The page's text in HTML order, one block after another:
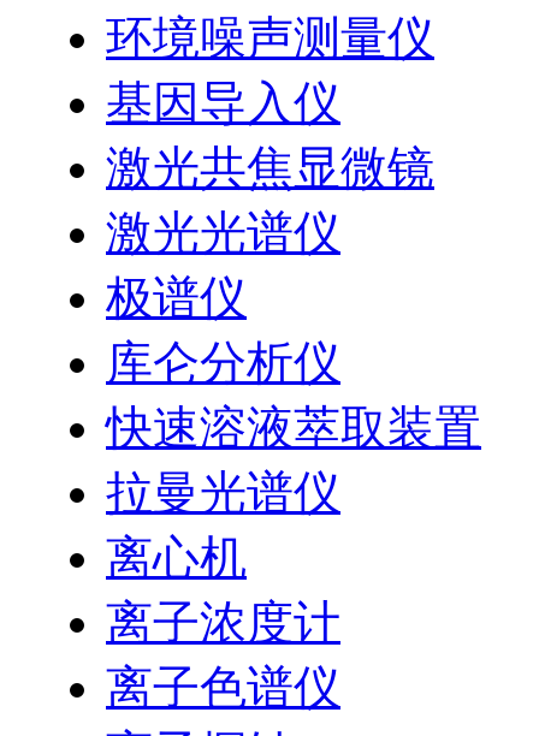
环境噪声测量仪
基因导入仪
激光共焦显微镜
激光光谱仪
极谱仪
库仑分析仪
快速溶液萃取装置
拉曼光谱仪
离心机
离子浓度计
离子色谱仪